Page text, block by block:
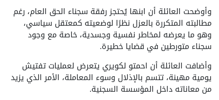
وأوضحت العائلة أن ابنها يُحتجز رفقة سجناء الحق العام، رغم
مطالبته المتكررة بالعزل نظرًا لوضعيته كمعتقل سياسي،
وهو ما يعرضه لمخاطر نفسية وجسدية، خاصة مع وجود
سجناء متورطين في قضايا خطيرة.
وأضافت العائلة أن احمتو لكويري يتعرض لعمليات تفتيش
يومية مهينة، تتسم بالإذلال وسوء المعاملة، الأمر الذي يزيد
من معاناته داخل المؤسسة السجنية.